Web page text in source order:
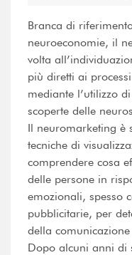
Branca di
neuroeconomie, il
volta
più diretti ai
mediante l’utilizzo
scoperte delle
Il neuromarketing è
tecniche di
comprendere cosa
delle persone in
emozionali, spesso
pubblicitarie, per
della
Dopo alcuni anni di